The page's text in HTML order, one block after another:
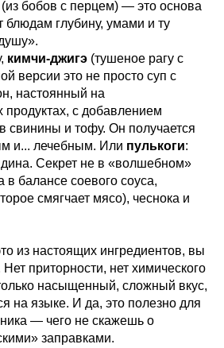
бобов с перцем) — это основа
глубину, умами и ту
кимчи-джигэ (тушеное рагу с
версии это не просто суп с
настоянный на
с добавлением
свинины и тофу. Он получается
и... лечебным. Или пулькоги:
Секрет не в «волшебном»
в балансе соевого соуса,
смягчает мясо), чеснока и
из настоящих ингредиентов, вы
Нет приторности, нет химического
насыщенный, сложный вкус,
на языке. И да, это полезно для
— чего не скажешь о
заправками.